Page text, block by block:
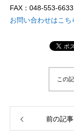
2026.06.17
ドライアイスで荷
FAX：048-553-6633
お問い合わせはこち
この
前の記事